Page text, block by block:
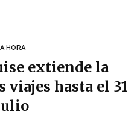
HORA
extiende la
viajes hasta el 31